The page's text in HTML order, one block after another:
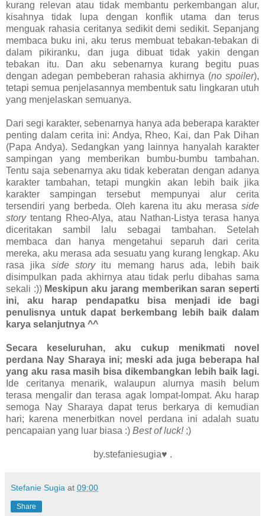
kurang relevan atau tidak membantu perkembangan alur,
kisahnya tidak lupa dengan konflik utama dan terus
menguak rahasia ceritanya sedikit demi sedikit. Sepanjang
membaca buku ini, aku terus membuat tebakan-tebakan di
dalam pikiranku, dan juga dibuat tidak yakin dengan
tebakan itu. Dan aku sebenarnya kurang begitu puas
dengan adegan pembeberan rahasia akhirnya (no spoiler),
tetapi semua penjelasannya membentuk satu lingkaran utuh
yang menjelaskan semuanya.
Dari segi karakter, sebenarnya hanya ada beberapa karakter
penting dalam cerita ini: Andya, Rheo, Kai, dan Pak Dihan
(Papa Andya). Sedangkan yang lainnya hanyalah karakter
sampingan yang memberikan bumbu-bumbu tambahan.
Tentu saja sebenarnya aku tidak keberatan dengan adanya
karakter tambahan, tetapi mungkin akan lebih baik jika
karakter sampingan tersebut mempunyai alur cerita
tersendiri yang berbeda. Oleh karena itu aku merasa side
storytentang Rheo-Alya, atau Nathan-Listya terasa hanya
diceritakan sambil lalu sebagai tambahan. Setelah
membaca dan hanya mengetahui separuh dari cerita
mereka, aku merasa ada sesuatu yang kurang lengkap. Aku
rasa jika side storyitu memang harus ada, lebih baik
disimpulkan pada akhirnya atau tidak perlu dibahas sama
sekali :)) Meskipun aku jarang memberikan saran seperti
ini, aku harap pendapatku bisa menjadi ide bagi
penulisnya untuk dapat berkembang lebih baik dalam
karya selanjutnya ^^
Secara keseluruhan, aku cukup menikmati novel
perdana Nay Sharaya ini; meski ada juga beberapa hal
yang aku rasa masih bisa dikembangkan lebih baik lagi.
Ide ceritanya menarik, walaupun alurnya masih belum
terasa mengalir dan terasa agak lompat-lompat. Aku harap
semoga Nay Sharaya dapat terus berkarya di kemudian
hari; karena menerbitkan novel perdana ini adalah suatu
pencapaian yang luar biasa :) Best of luck!;)
by.stefaniesugia♥ .
Stefanie Sugia at 09:00
Share